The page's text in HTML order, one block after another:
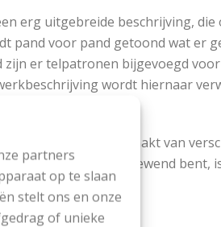
partners
op te slaan
stelt ons en onze
of unieke
erg uitgebreide beschrijving, die
pand voor pand getoond wat er
zijn er telpatronen bijgevoegd
wordt hiernaar
wordt gebruik gemaakt van
je hier nog niet aan gewend bent,
breien.